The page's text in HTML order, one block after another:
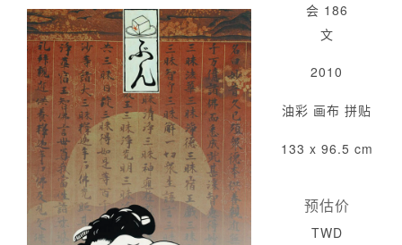
会 186
文
2010
油彩 画布 拼贴
133 x 96.5 cm
预估价
TWD